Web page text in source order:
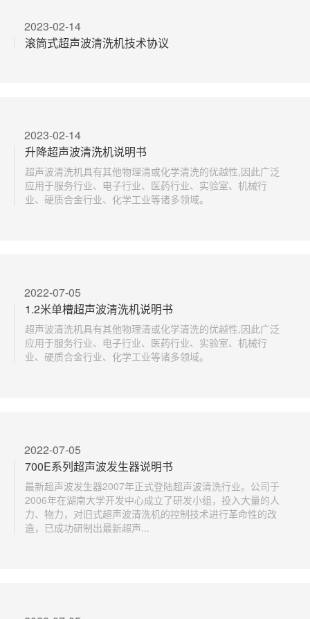
2023-02-14
滚筒式超声波清洗机技术协议
2023-02-14
升降超声波清洗机说明书
超声波清洗机具有其他物理清或化学清洗的优越性,因此广泛
应用于服务行业、电子行业、医药行业、实验室、机械行
业、硬质合金行业、化学工业等诸多领域。
2022-07-05
1.2米单槽超声波清洗机说明书
超声波清洗机具有其他物理清或化学清洗的优越性,因此广泛
应用于服务行业、电子行业、医药行业、实验室、机械行
业、硬质合金行业、化学工业等诸多领域。
2022-07-05
700E系列超声波发生器说明书
最新超声波发生器2007年正式登陆超声波清洗行业。公司于
2006年在湖南大学开发中心成立了研发小组，投入大量的人
力、物力，对旧式超声波清洗机的控制技术进行革命性的改
造，已成功研制出最新超声...